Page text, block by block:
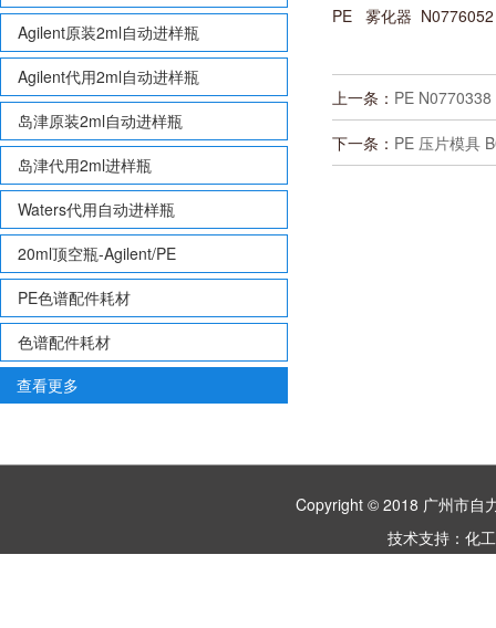
Agilent原装2ml自动进样瓶
Agilent代用2ml自动进样瓶
岛津原装2ml自动进样瓶
岛津代用2ml进样瓶
Waters代用自动进样瓶
20ml顶空瓶-Agilent/PE
PE色谱配件耗材
色谱配件耗材
查看更多
PE 雾化器
上一条： PE
下一条： PE 压片模具
Copyright © 2018 广州市
技术支持： 化